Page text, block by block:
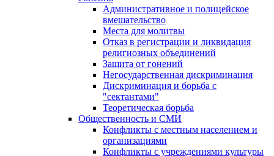
Административное и полицейское
вмешательство
Места для молитвы
Отказ в регистрации и ликвидация
религиозных объединений
Защита от гонений
Негосударственная дискриминация
Дискриминация и борьба с
"сектантами"
Теоретическая борьба
Общественность и СМИ
Конфликты с местным населением и
организациями
Конфликты с учреждениями культуры